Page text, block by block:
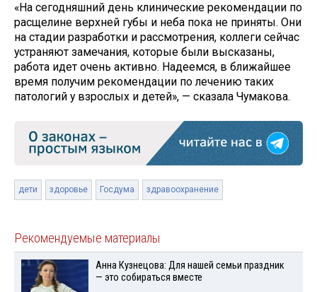
«На сегодняшний день клинические рекомендации по
расщелине верхней губы и неба пока не приняты. Они
на стадии разработки и рассмотрения, коллеги сейчас
устраняют замечания, которые были высказаны,
работа идет очень активно. Надеемся, в ближайшее
время получим рекомендации по лечению таких
патологий у взрослых и детей», — сказала Чумакова.
дети здоровье Госдума здравоохранение
Рекомендуемые материалы
Анна Кузнецова: Для нашей семьи праздник
— это собираться вместе